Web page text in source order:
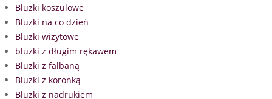
Bluzki koszulowe
Bluzki na co dzień
Bluzki wizytowe
bluzki z długim rękawem
Bluzki z falbaną
Bluzki z koronką
Bluzki z nadrukiem